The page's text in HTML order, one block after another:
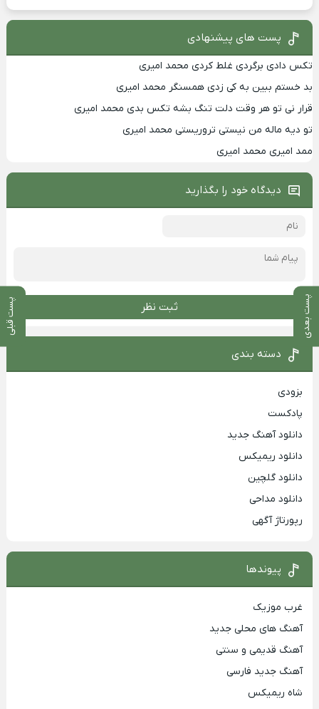
پست بعدی پست قبلی
پست های پیشنهادی
تکس دادی برگردی غلط کردی محمد امیری
بد خستم ببین به کی زدی همسنگر محمد امیری
قرار نی تو هر وقت دلت تنگ بشه تکس بدی محمد امیری
تو دیه ماله من نیستی تروریستی محمد امیری
ممد امیری محمد امیری
دیدگاه خود را بگذارید
ثبت نظر
دسته بندی
بزودی
پادکست
دانلود آهنگ جدید
دانلود ریمیکس
دانلود گلچین
دانلود مداحی
رپورتاژ آگهی
پیوندها
غرب موزیک
آهنگ های محلی جدید
آهنگ قدیمی و سنتی
آهنگ جدید فارسی
شاه ریمیکس